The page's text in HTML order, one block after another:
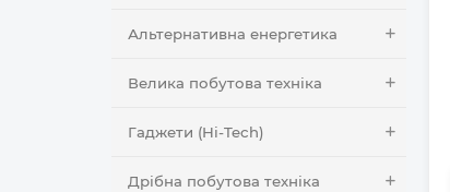
Альтернативна енергетика
Велика побутова техніка
Гаджети (Hi-Tech)
Дрібна побутова техніка